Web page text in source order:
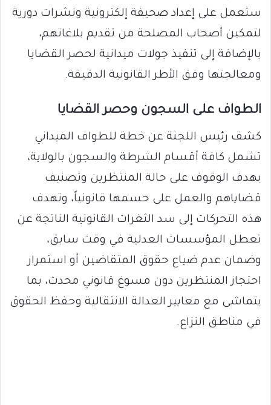
ستعمل على إعداد صحيفة إلكترونية ونشرات دورية
لتمكين أصحاب المصلحة من تقديم بلاغاتهم،
بالإضافة إلى تنفيذ جولات ميدانية لحصر القضايا
ومعالجتها وفق الأطر القانونية الدقيقة.
​الطواف على السجون وحصر القضايا
​كشف رئيس اللجنة عن خطة للطواف الميداني
تشمل كافة أقسام الشرطة والسجون بالولاية،
بهدف الوقوف على حالة المنتظرين وتصنيف
قضاياهم والعمل على حسمها قانونياً، وتهدف
هذه التحركات إلى سد الثغرات القانونية الناتجة عن
تعطل المؤسسات العدلية في وقت سابق،
وضمان عدم ضياع حقوق المتقاضين أو استمرار
احتجاز المنتظرين دون مسوغ قانوني محدث، بما
يتماشى مع معايير العدالة الانتقالية وحفظ الحقوق
في مناطق النزاع.